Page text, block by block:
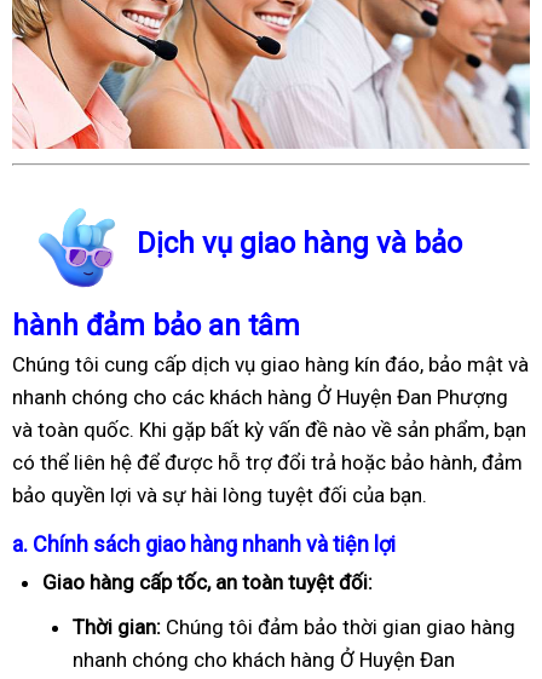
Dịch vụ giao hàng và bảo
hành đảm bảo an tâm
Chúng tôi cung cấp dịch vụ giao hàng kín đáo, bảo mật và
nhanh chóng cho các khách hàng Ở Huyện Đan Phượng
và toàn quốc. Khi gặp bất kỳ vấn đề nào về sản phẩm, bạn
có thể liên hệ để được hỗ trợ đổi trả hoặc bảo hành, đảm
bảo quyền lợi và sự hài lòng tuyệt đối của bạn.
a. Chính sách giao hàng nhanh và tiện lợi
Giao hàng cấp tốc, an toàn tuyệt đối:
Thời gian: Chúng tôi đảm bảo thời gian giao hàng
nhanh chóng cho khách hàng Ở Huyện Đan